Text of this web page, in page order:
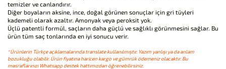
temizler ve canlandırır.
Diğer boyaların aksine, ince, doğal görünen sonuçlar için gri tüyleri
kademeli olarak azaltır. Amonyak veya peroksit yok.
Üçlü patentli formül, saçların daha güçlü ve sağlıklı görünmesini sağlar. Bu
ürün tüm saç tonlarında en iyi sonucu verir.
*Ürünlerin Türkçe açıklamalarında translate kullanılmıştır. Yazım yanlışı ya da anlam
bozukluğu olabilir. Ürün fiyatına haricen kargo ve gümrük ödemeniz olacaktır. Bu
masraflarınızı Whatsapp destek hattımızdan öğrenebilirsiniz.